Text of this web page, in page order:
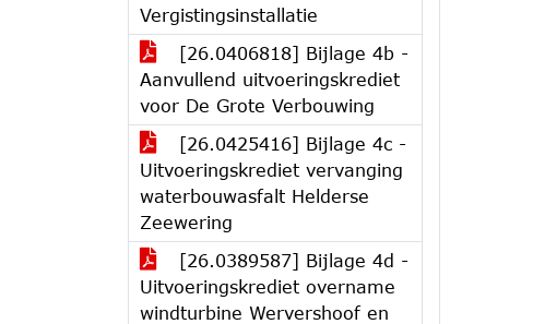
Vergistingsinstallatie
[26.0406818] Bijlage 4b -
Aanvullend uitvoeringskrediet
voor De Grote Verbouwing
[26.0425416] Bijlage 4c -
Uitvoeringskrediet vervanging
waterbouwasfalt Helderse
Zeewering
[26.0389587] Bijlage 4d -
Uitvoeringskrediet overname
windturbine Wervershoof en